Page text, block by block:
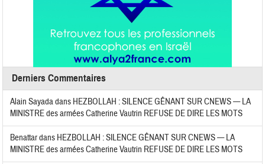
Derniers Commentaires
Alain Sayadadans HEZBOLLAH : SILENCE GÊNANT SUR CNEWS — LA
MINISTRE des armées Catherine Vautrin REFUSE DE DIRE LES MOTS
Benattardans HEZBOLLAH : SILENCE GÊNANT SUR CNEWS — LA
MINISTRE des armées Catherine Vautrin REFUSE DE DIRE LES MOTS